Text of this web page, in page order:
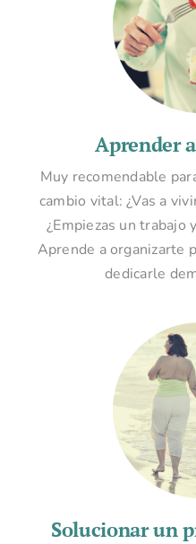
Aprender
Muy recomendable
cambio vital: ¿Vas a
¿Empiezas un trabajo
Aprende a organizarte
dedicarle
Solucionar un